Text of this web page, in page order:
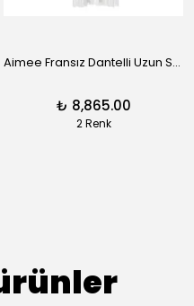
Aimee Fransız Dantelli Uzun Sabahlık - Siyah
₺ 8,865.00
2 Renk